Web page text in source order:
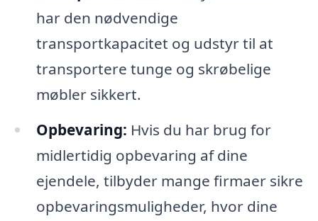
har den nødvendige
transportkapacitet og udstyr til at
transportere tunge og skrøbelige
møbler sikkert.
Opbevaring: Hvis du har brug for
midlertidig opbevaring af dine
ejendele, tilbyder mange firmaer sikre
opbevaringsmuligheder, hvor dine